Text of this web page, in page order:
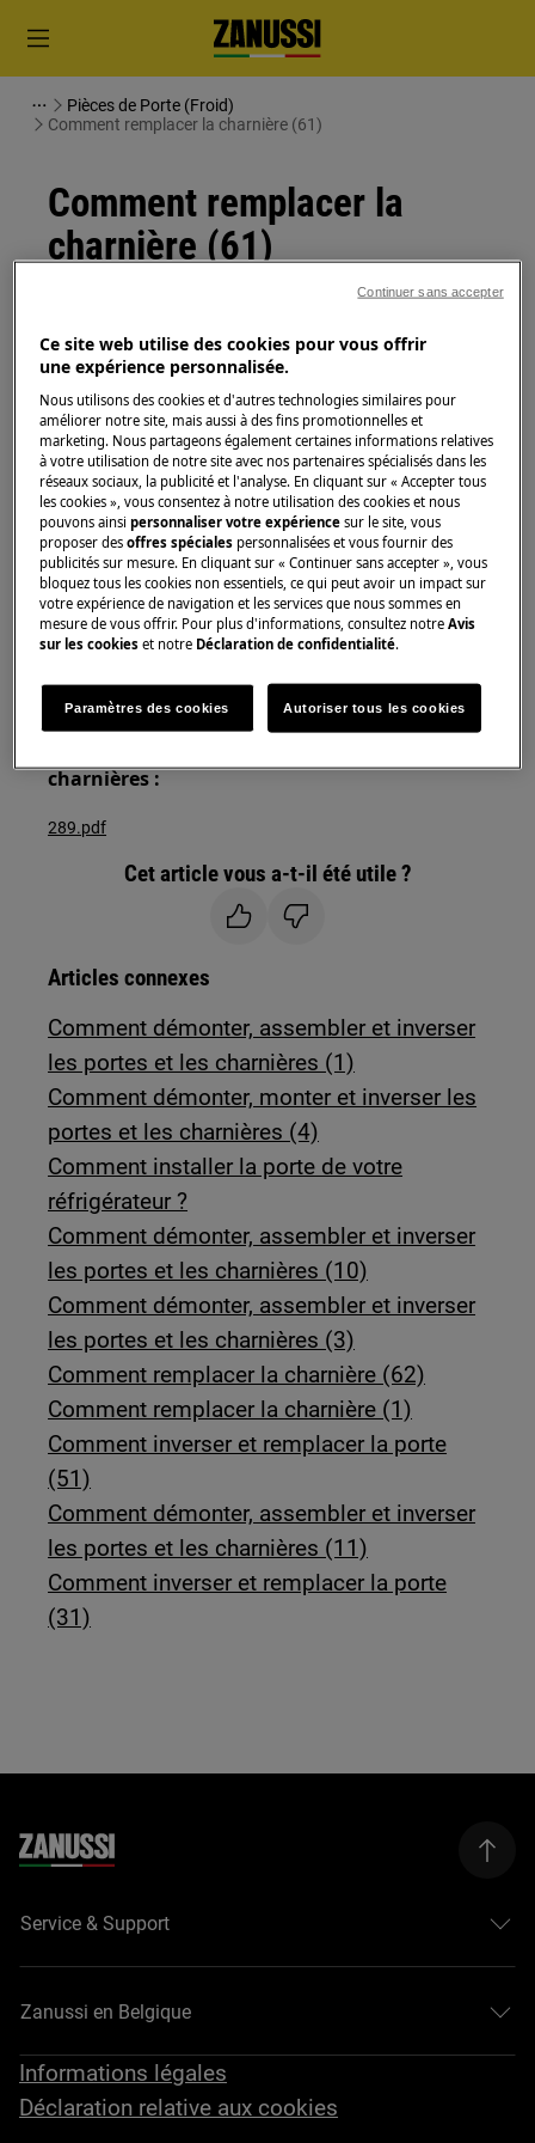
Pièces de Porte (Froid)
Comment remplacer la charnière (61)
Comment remplacer la
charnière (61)
Avant toute opération de maintenance, éteignez
Faites toujours attention lorsque vous déplacez des
appareils, pour les appareils lourds, il faut deux
personnes pour le déplacer.
Utilisez toujours des gants de sécurité et des
chaussures fermées.
Veuillez noter que l'auto-réparation ou la réparation
non professionnelle peut avoir des conséquences sur
Les instructions d'installation pour le
charnières :
289.pdf
Cet article vous a-t-il été utile ?
Articles connexes
Comment démonter, assembler et inverser
les portes et les charnières (1)
Comment démonter, monter et inverser les
portes et les charnières (4)
Comment installer la porte de votre
réfrigérateur ?
Comment démonter, assembler et inverser
les portes et les charnières (10)
Comment démonter, assembler et inverser
les portes et les charnières (3)
Comment remplacer la charnière (62)
Comment remplacer la charnière (1)
Comment inverser et remplacer la porte
(51)
Comment démonter, assembler et inverser
les portes et les charnières (11)
Comment inverser et remplacer la porte
(31)
Service & Support
Zanussi en Belgique
Informations légales
Déclaration relative aux cookies
Ce site web utilise des cookies pour vous offrir
une expérience personnalisée.
Nous utilisons des cookies et d'autres technologies similaires pour
améliorer notre site, mais aussi à des fins promotionnelles et
marketing. Nous partageons également certaines informations relatives
à votre utilisation de notre site avec nos partenaires spécialisés dans les
réseaux sociaux, la publicité et l'analyse. En cliquant sur « Accepter tous
les cookies », vous consentez à notre utilisation des cookies et nous
pouvons ainsipersonnaliser votre expériencesur le site, vous
proposer desoffres spéciales personnalisées et vous fournir des
publicités sur mesure. En cliquant sur « Continuer sans accepter », vous
bloquez tous les cookies non essentiels, ce qui peut avoir un impact sur
votre expérience de navigation et les services que nous sommes en
mesure de vous offrir. Pour plus d'informations, consultez notreAvis
sur les cookies et notre Déclaration de confidentialité.
Paramètres des cookies Autoriser tous les cookies
Continuer sans accepter